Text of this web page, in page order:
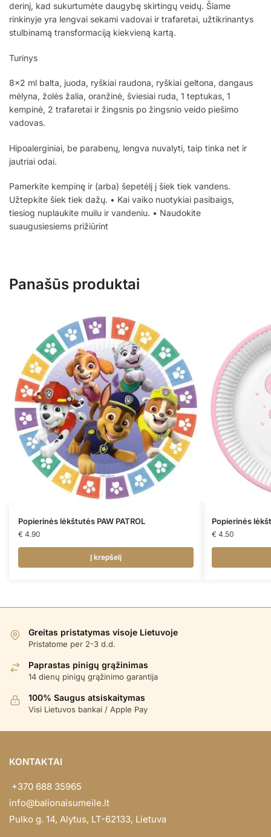
derinį, kad sukurtumėte daugybę skirtingų veidų. Šiame
rinkinyje yra lengvai sekami vadovai ir trafaretai, užtikrinantys
stulbinamą transformaciją kiekvieną kartą.
Turinys
8×2 ml balta, juoda, ryškiai raudona, ryškiai geltona, dangaus
mėlyna, žolės žalia, oranžinė, šviesiai ruda, 1 teptukas, 1
kempinė, 2 trafaretai ir žingsnis po žingsnio veido piešimo
vadovas.
Hipoalerginiai, be parabenų, lengva nuvalyti, taip tinka net ir
jautriai odai.
Pamerkite kempinę ir (arba) šepetėlį į šiek tiek vandens.
Užtepkite šiek tiek dažų. • Kai vaiko nuotykiai pasibaigs,
tiesiog nuplaukite muilu ir vandeniu. • Naudokite
suaugusiesiems prižiūrint
Panašūs produktai
Popierinės lėkštutės PAW PATROL
€ 4.90
Į krepšelį
Popierinės
€ 4.50
Greitas pristatymas visoje Lietuvoje
Pristatome per 2-3 d.d.
Paprastas pinigų grąžinimas
14 dienų pinigų grąžinimo garantija
100% Saugus atsiskaitymas
Visi Lietuvos bankai / Apple Pay
KONTAKTAI
+370 688 35965
info@balionaisumeile.lt
Pulko g. 14, Alytus, LT-62133, Lietuva